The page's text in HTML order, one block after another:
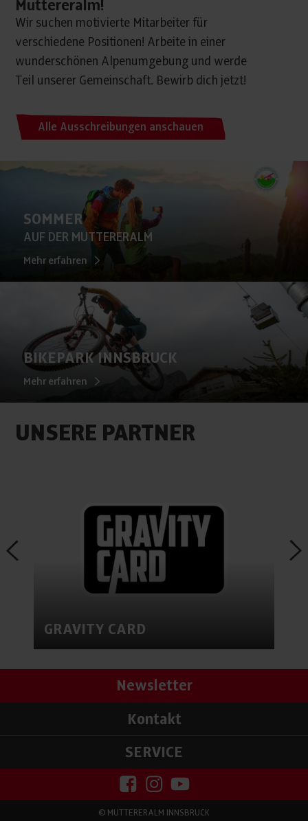
Muttereralm!
Wir suchen motivierte Mitarbeiter für
verschiedene Positionen! Arbeite in einer
wunderschönen Alpenumgebung und werde
Teil unserer Gemeinschaft. Bewirb dich jetzt!
Alle Ausschreibungen anschauen
SOMMER
AUF DER MUTTERERALM
Mehr erfahren
BIKEPARK INNSBRUCK
Mehr erfahren
UNSERE PARTNER
GRAVITY CARD
Newsletter
Kontakt
SERVICE
© MUTTERERALM INNSBRUCK